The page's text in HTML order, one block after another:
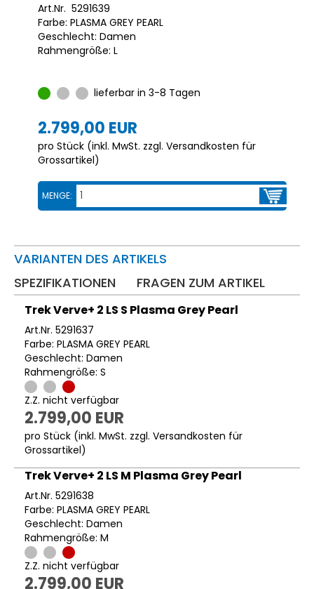
Art.Nr. 5291639
Farbe: PLASMA GREY PEARL
Geschlecht: Damen
Rahmengröße: L
lieferbar in 3-8 Tagen
2.799,00 EUR
pro Stück (inkl. MwSt. zzgl. Versandkosten für
Grossartikel)
MENGE:
VARIANTEN DES ARTIKELS
SPEZIFIKATIONEN
FRAGEN ZUM ARTIKEL
Trek Verve+ 2 LS S Plasma Grey Pearl
Art.Nr. 5291637
Farbe: PLASMA GREY PEARL
Geschlecht: Damen
Rahmengröße: S
Z.Z. nicht verfügbar
2.799,00 EUR
pro Stück (inkl. MwSt. zzgl. Versandkosten für
Grossartikel)
Trek Verve+ 2 LS M Plasma Grey Pearl
Art.Nr. 5291638
Farbe: PLASMA GREY PEARL
Geschlecht: Damen
Rahmengröße: M
Z.Z. nicht verfügbar
2.799,00 EUR